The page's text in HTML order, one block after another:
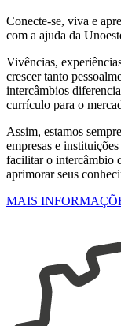
Conecte-se, viva e
com a ajuda da
Vivências,
crescer tanto
intercâmbios
currículo para o
Assim, estamos
empresas e
facilitar o intercâmbio
aprimorar seus
MAIS